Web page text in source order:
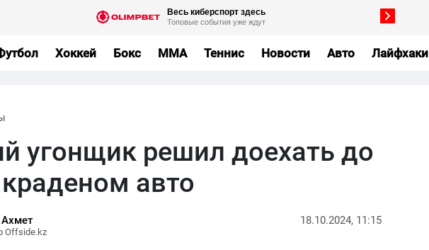
Хоккей Бокс MMA Теннис Новости Авто Лайфхаки
угонщик решил доехать до
авто
Offside.kz
18.10.2024, 11:15